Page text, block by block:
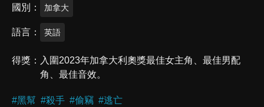
國別 加拿大
語言 英語
得獎
入圍2023年加拿大利奧獎最佳女主角、最佳男配
角、最佳音效。
#黑幫 #殺手 #偷竊 #逃亡